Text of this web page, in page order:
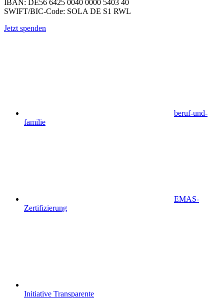
IBAN: DE56 6425 0040 0000 5403 40
SWIFT/BIC-Code: SOLA DE S1 RWL
Jetzt spenden
beruf-und-
familie
EMAS-
Zertifizierung
Initiative Transparente